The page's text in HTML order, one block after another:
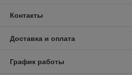
Контакты
Доставка и оплата
График работы